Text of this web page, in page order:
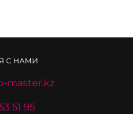
С НАМИ
master.kz
51 95